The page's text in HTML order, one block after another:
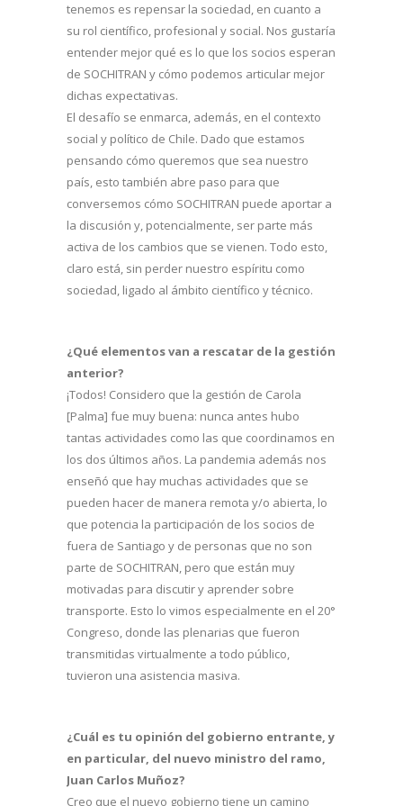
tenemos es repensar la sociedad, en cuanto a
su rol científico, profesional y social. Nos gustaría
entender mejor qué es lo que los socios esperan
de SOCHITRAN y cómo podemos articular mejor
dichas expectativas.
El desafío se enmarca, además, en el contexto
social y político de Chile. Dado que estamos
pensando cómo queremos que sea nuestro
país, esto también abre paso para que
conversemos cómo SOCHITRAN puede aportar a
la discusión y, potencialmente, ser parte más
activa de los cambios que se vienen. Todo esto,
claro está, sin perder nuestro espíritu como
sociedad, ligado al ámbito científico y técnico.
¿Qué elementos van a rescatar de la gestión
anterior?
¡Todos! Considero que la gestión de Carola
[Palma] fue muy buena: nunca antes hubo
tantas actividades como las que coordinamos en
los dos últimos años. La pandemia además nos
enseñó que hay muchas actividades que se
pueden hacer de manera remota y/o abierta, lo
que potencia la participación de los socios de
fuera de Santiago y de personas que no son
parte de SOCHITRAN, pero que están muy
motivadas para discutir y aprender sobre
transporte. Esto lo vimos especialmente en el 20°
Congreso, donde las plenarias que fueron
transmitidas virtualmente a todo público,
tuvieron una asistencia masiva.
¿Cuál es tu opinión del gobierno entrante, y
en particular, del nuevo ministro del ramo,
Juan Carlos Muñoz?
Creo que el nuevo gobierno tiene un camino